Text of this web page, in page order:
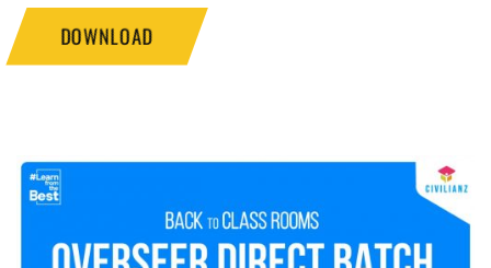
DOWNLOAD